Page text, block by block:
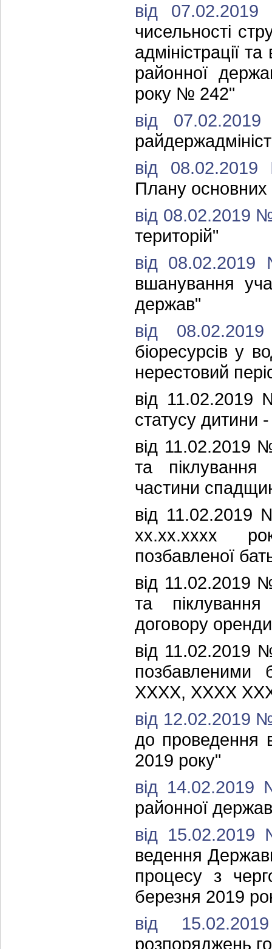
від
чисельності
адміністрації
районної
року № 242"
від
від
Плану основних
від 08.02.2019
територій"
від
вшанування
держав"
від
біоресурсів у
нерестовий
від
статусу дитини
від 11.02.2019
та піклування
частини
від
хх.хх.хххх
позбавленої
від 11.02.2019
та піклування
договору
від 11.02.2019
позбавленими
ХХХХ, ХХХХ
від 12.02.2019
до проведення
2019 року"
від
районної
від
ведення
процесу з
березня 2019
від
розпоряджень